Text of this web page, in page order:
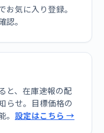
気に入り登録。
。
と、在庫速報の配
らせ。目標価格の
設定はこちら →